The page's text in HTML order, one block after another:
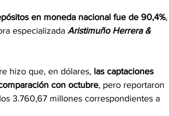
en moneda nacional fue de 90,4%
especializada Aristimuño Herrera &
hizo que, en dólares, las captaciones
con octubre, pero reportaron
3.760,67 millones correspondientes a